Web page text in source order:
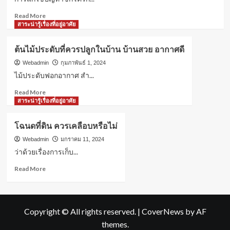
ช่าง
ต้อง
เติม
แอร์
รู้
ไว้
ได้
Read MoreRead
more
การ
แก้
ปัญหา
น้ำ
ไม่
หยุด
ชักโครก:
วิธี
แก้
และ
ลับ
สาระน่ารู้เรื่องที่อยู่อาศัย
ต้นไม้ประดับที่ควรปลูกในบ้าน บ้านสวย อากาศดี
Webadmin กุมภาพันธ์ 1, 2024
ไม้ประดับฟอกอากาศ สำ...
Read MoreRead
more
ประดับ
ที่
ควร
ใน
อากาศ
ดี
สาระน่ารู้เรื่องที่อยู่อาศัย
โฉนดที่ดิน ควรเคลือบหรือไม่
Webadmin มกราคม 11, 2024
ว่าด้วยเรื่องการเก็บ...
Read MoreRead
โฉนด
ควร
Copyright © All rights reserved. | CoverNews by AF
themes.